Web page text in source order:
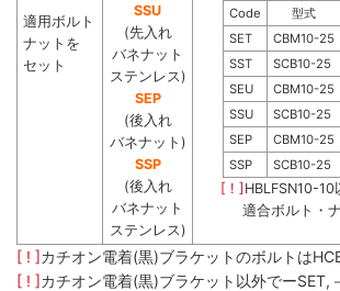
適用ボルト
ナットを
セット
SSU
(先入れ
バネナット
ステンレス)
SEP
(後入れ
バネナット)
SSP
(後入れ
バネナット
ステンレス)
Code
型式
SET
CBM10-25
SST SCB10-25
SEU
CBM10-25
SSU
SCB10-25
SEP
CBM10-25
SSP
SCB10-25
[ ! ] HBLFSN10-
適合ボルト・
[ ! ]カチオン電着(黒)ブラケットのボルトは
[ ! ]カチオン電着(黒)ブラケット以外でーSET,